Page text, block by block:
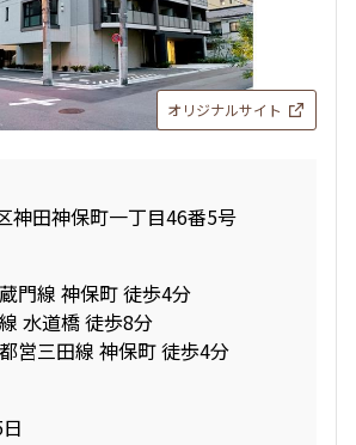
･K55.17㎡
の賃貸 駅近 ペット可
お問合せ 追加
オリジナルサイト
神田神保町一丁目46番5号
門線 神保町 徒歩4分
水道橋 徒歩8分
営三田線 神保町 徒歩4分